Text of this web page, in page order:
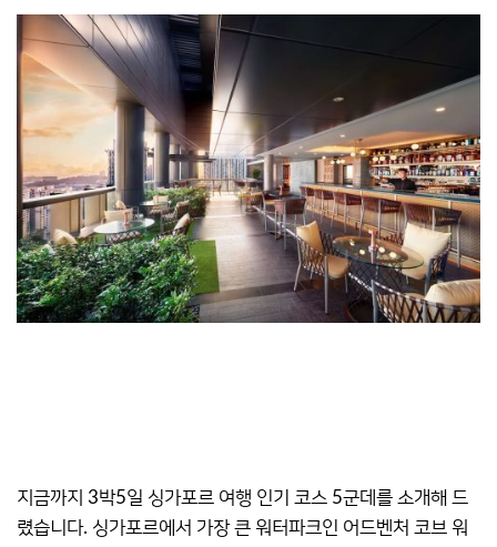
지금까지 3박5일 싱가포르 여행 인기 코스 5군데를 소개해 드
렸습니다. 싱가포르에서 가장 큰 워터파크인 어드벤처 코브 워